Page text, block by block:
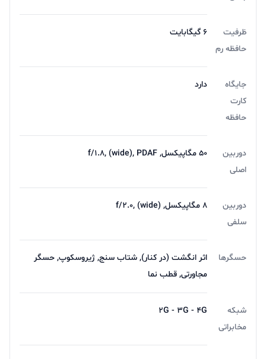
ظرفیت
حافظه رم
6 گیگابایت
جایگاه
کارت
حافظه
دارد
دوربین
اصلی
50 مگاپیکسل, f/1.8, (wide), PDAF
دوربین
سلفی
8 مگاپیکسل, f/2.0, (wide)
حسگرها
اثر انگشت (در کنار), شتاب سنج, ژیروسکوپ, حسگر
مجاورتی, قطب نما
شبکه
مخابراتی
2G - 3G - 4G